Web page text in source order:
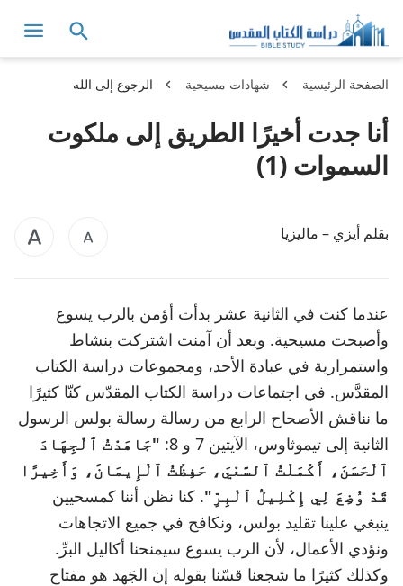
الصفحة الرئيسية شهادات مسيحية الرجوع إلى الله
أنا جدت أخيرًا الطريق إلى ملكوت
السموات (1)
بقلم أيزي – ماليزيا
عندما كنت في الثانية عشر بدأت أؤمن بالرب يسوع
وأصبحت مسيحية. وبعد أن آمنت اشتركت بنشاط
واستمرارية في عبادة الأحد، ومجموعات دراسة الكتاب
المقدَّس. في اجتماعات دراسة الكتاب المقدّس كنّا كثيرًا
ما نناقش الأصحاح الرابع من رسالة رسالة بولس الرسول
الثانية إلى تيموثاوس، الآيتين 7 و 8:
"جَاهَدْتُ ٱلْجِهَادَ
ٱلْحَسَنَ، أَكْمَلْتُ ٱلسَّعْيَ، حَفِظْتُ ٱلْإِيمَانَ، وَأَخِيرًا
قَدْ وُضِعَ لِي إِكْلِيلُ ٱلْبِرِّ". كنا نظن أننا كمسحيين
ينبغي علينا تقليد بولس، ونكافح في جميع الاتجاهات
ونؤدي الأعمال، لأن الرب يسوع سيمنحنا أكاليل البرِّ.
وكذلك كثيرًا ما شجعنا قسّنا بقوله إن الجَهد هو مفتاح